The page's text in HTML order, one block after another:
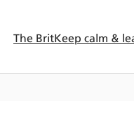
The BritKeep calm &